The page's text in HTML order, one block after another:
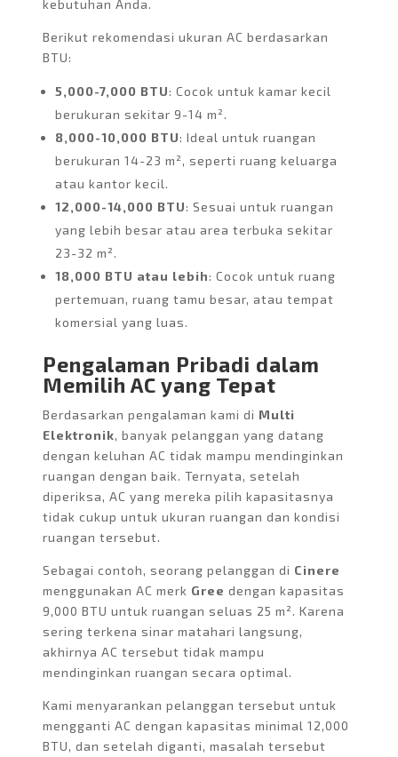
kebutuhan Anda.
Berikut rekomendasi ukuran AC berdasarkan
BTU:
5,000-7,000 BTU: Cocok untuk kamar kecil
berukuran sekitar 9-14 m².
8,000-10,000 BTU: Ideal untuk ruangan
berukuran 14-23 m², seperti ruang keluarga
atau kantor kecil.
12,000-14,000 BTU: Sesuai untuk ruangan
yang lebih besar atau area terbuka sekitar
23-32 m².
18,000 BTU atau lebih: Cocok untuk ruang
pertemuan, ruang tamu besar, atau tempat
komersial yang luas.
Pengalaman Pribadi dalam
Memilih AC yang Tepat
Berdasarkan pengalaman kami di Multi
Elektronik, banyak pelanggan yang datang
dengan keluhan AC tidak mampu mendinginkan
ruangan dengan baik. Ternyata, setelah
diperiksa, AC yang mereka pilih kapasitasnya
tidak cukup untuk ukuran ruangan dan kondisi
ruangan tersebut.
Sebagai contoh, seorang pelanggan di Cinere
menggunakan AC merk Gree dengan kapasitas
9,000 BTU untuk ruangan seluas 25 m². Karena
sering terkena sinar matahari langsung,
akhirnya AC tersebut tidak mampu
mendinginkan ruangan secara optimal.
Kami menyarankan pelanggan tersebut untuk
mengganti AC dengan kapasitas minimal 12,000
BTU, dan setelah diganti, masalah tersebut